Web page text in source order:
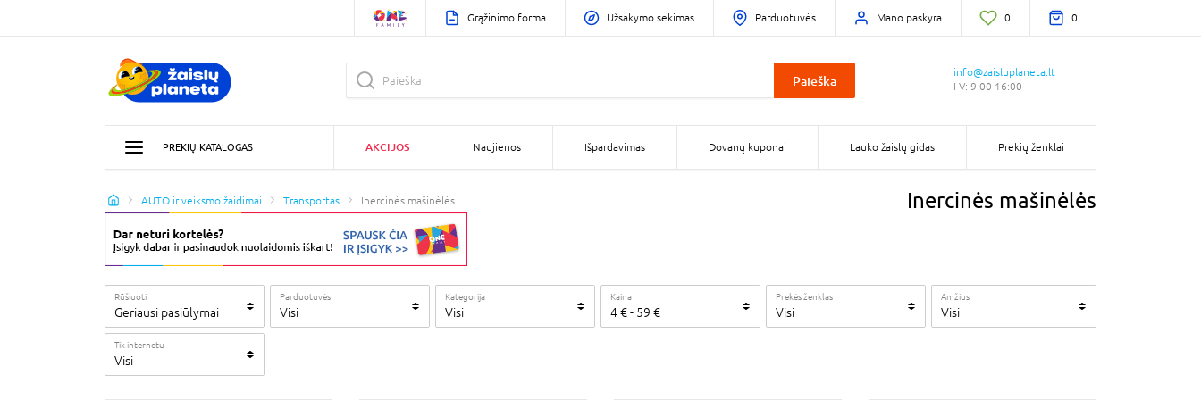
Grąžinimo forma Užsakymo sekimas Parduotuvės Mano paskyra 0 0
Paieška
info@zaisluplaneta.lt
I-V: 9:00-16:00
PREKIŲ KATALOGAS AKCIJOS Naujienos Išpardavimas Dovanų kuponai Lauko žaislų gidas Prekių ženklai
AUTO ir veiksmo žaidimai Transportas Inercinės mašinėlės Inercinės mašinėlės
Rūšiuoti
Geriausi pasiūlymai
Parduotuvės
Visi
Kategorija
Visi
Kaina
4€- 59 €
Prekės ženklas
Visi
Amžius
Visi
Tik internetu
Visi